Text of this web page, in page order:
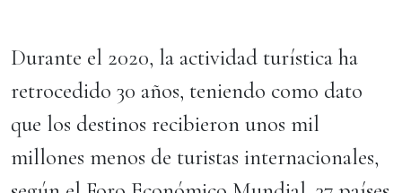
Durante el 2020, la actividad turística ha
retrocedido 30 años, teniendo como dato
que los destinos recibieron unos mil
millones menos de turistas internacionales,